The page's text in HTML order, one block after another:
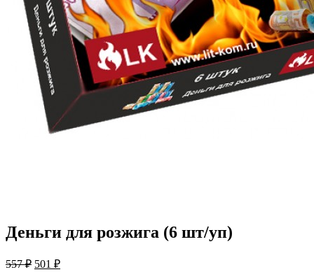
Деньги для розжига (6 шт/уп)
557₽ Первоначальная
501 ₽Текущая